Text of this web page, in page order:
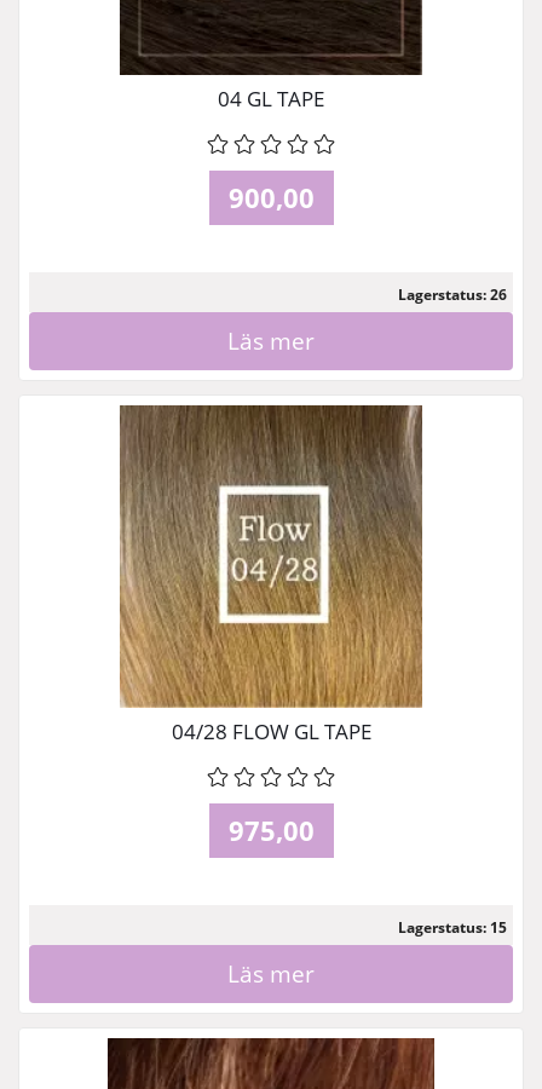
04 GL TAPE
900,00
Lagerstatus: 26
Läs mer
04/28 FLOW GL TAPE
975,00
Lagerstatus: 15
Läs mer